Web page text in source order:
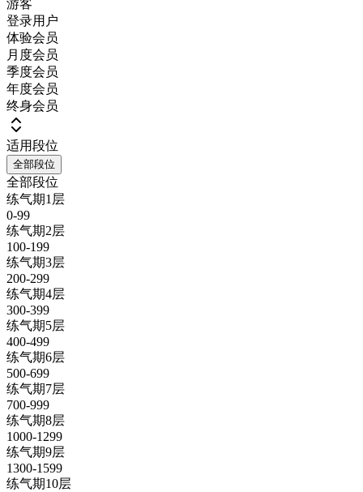
游客
登录用户
体验会员
月度会员
季度会员
年度会员
终身会员
适用段位
全部段位
全部段位
练气期1层
0-99
练气期2层
100-199
练气期3层
200-299
练气期4层
300-399
练气期5层
400-499
练气期6层
500-699
练气期7层
700-999
练气期8层
1000-1299
练气期9层
1300-1599
练气期10层